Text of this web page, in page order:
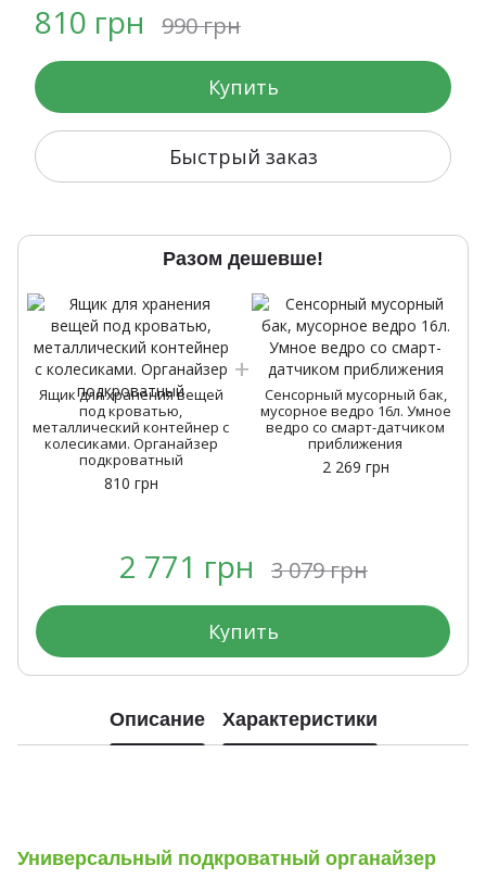
810 грн 990 грн
Купить
Быстрый заказ
Разом дешевше!
Ящик для хранения вещей
под кроватью,
металлический контейнер с
колесиками. Органайзер
подкроватный
810 грн
Сенсорный мусорный бак,
мусорное ведро 16л. Умное
ведро со смарт-датчиком
приближения
2 269 грн
2 771 грн 3 079 грн
Купить
Описание Характеристики
Универсальный подкроватный органайзер